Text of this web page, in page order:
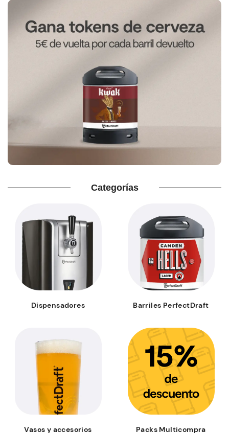
Categorías
Dispensadores Barriles PerfectDraft
Vasos y accesorios Packs Multicompra